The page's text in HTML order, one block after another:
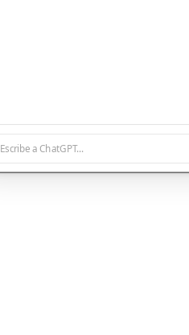
Escribe a ChatGPT...